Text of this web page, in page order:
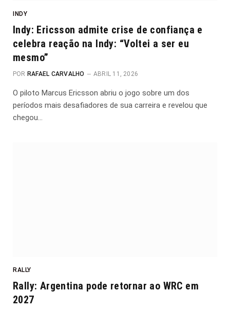
INDY
Indy: Ericsson admite crise de confiança e
celebra reação na Indy: “Voltei a ser eu
mesmo”
POR RAFAEL CARVALHO ABRIL 11, 2026
O piloto Marcus Ericsson abriu o jogo sobre um dos
períodos mais desafiadores de sua carreira e revelou que
chegou…
RALLY
Rally: Argentina pode retornar ao WRC em
2027